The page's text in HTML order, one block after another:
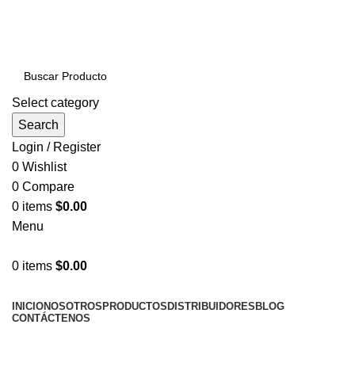
Select category
Search
Login / Register
0 Wishlist
0 Compare
0 items $0.00
Menu
0 items $0.00
INICIONOSOTROS PRODUCTOS DISTRIBUIDORES BLOG
CONTÁCTENOS